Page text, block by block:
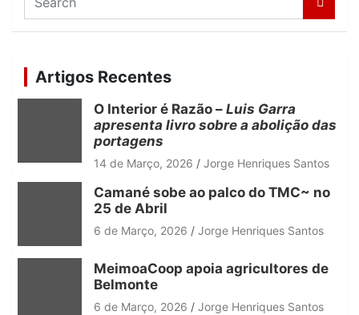
a
c
h
Artigos Recentes
O Interior é Razão – Luis Garra
apresenta livro sobre a abolição das
portagens
14 de Março, 2026 Jorge Henriques Santos
Camané sobe ao palco do TMC~ no
25 de Abril
6 de Março, 2026 Jorge Henriques Santos
MeimoaCoop apoia agricultores de
Belmonte
6 de Março, 2026 Jorge Henriques Santos